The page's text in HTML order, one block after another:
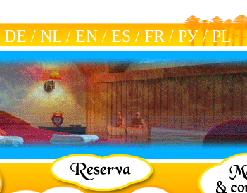
DE / NL / EN / ES / FR / РУ/РL